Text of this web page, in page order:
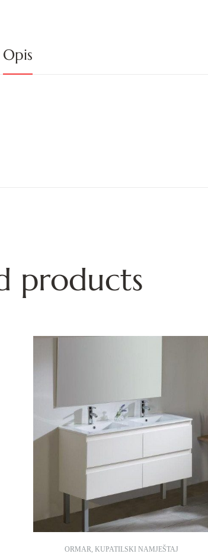
Opis
products
ORMAR,KUPATILSKI NAMJEŠTAJ